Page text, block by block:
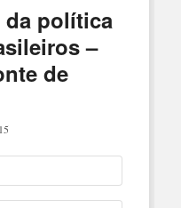
da política
–
de